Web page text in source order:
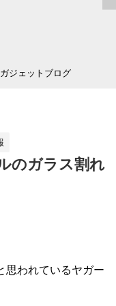
ジェットブログ
のガラス割れ
思われているヤガー